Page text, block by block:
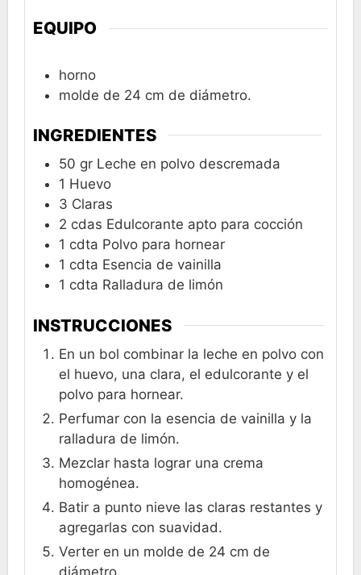
EQUIPO
horno
molde de 24 cm de diámetro.
INGREDIENTES
50 gr Leche en polvo descremada
1 Huevo
3 Claras
2 cdas Edulcorante apto para cocción
1 cdta Polvo para hornear
1 cdta Esencia de vainilla
1 cdta Ralladura de limón
INSTRUCCIONES
En un bol combinar la leche en polvo con
el huevo, una clara, el edulcorante y el
polvo para hornear.
Perfumar con la esencia de vainilla y la
ralladura de limón.
Mezclar hasta lograr una crema
homogénea.
Batir a punto nieve las claras restantes y
agregarlas con suavidad.
Verter en un molde de 24 cm de
diámetro.